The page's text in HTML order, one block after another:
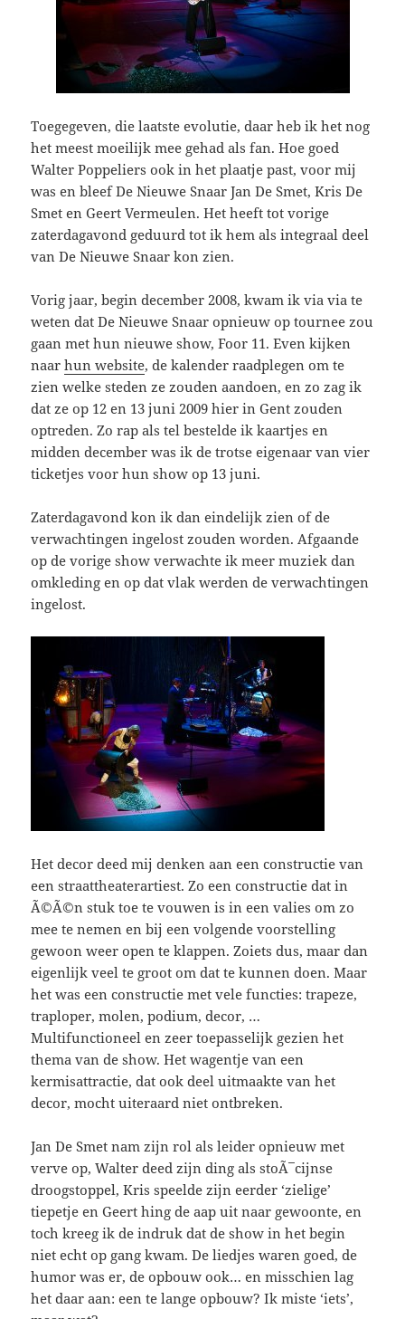
Toegegeven, die laatste evolutie, daar heb ik het nog
het meest moeilijk mee gehad als fan. Hoe goed
Walter Poppeliers ook in het plaatje past, voor mij
was en bleef De Nieuwe Snaar Jan De Smet, Kris De
Smet en Geert Vermeulen. Het heeft tot vorige
zaterdagavond geduurd tot ik hem als integraal deel
van De Nieuwe Snaar kon zien.
Vorig jaar, begin december 2008, kwam ik via via te
weten dat De Nieuwe Snaar opnieuw op tournee zou
gaan met hun nieuwe show, Foor 11. Even kijken
naarhun website, de kalender raadplegen om te
zien welke steden ze zouden aandoen, en zo zag ik
dat ze op 12 en 13 juni 2009 hier in Gent zouden
optreden. Zo rap als tel bestelde ik kaartjes en
midden december was ik de trotse eigenaar van vier
ticketjes voor hun show op 13 juni.
Zaterdagavond kon ik dan eindelijk zien of de
verwachtingen ingelost zouden worden. Afgaande
op de vorige show verwachte ik meer muziek dan
omkleding en op dat vlak werden de verwachtingen
ingelost.
Het decor deed mij denken aan een constructie van
een straattheaterartiest. Zo een constructie dat in
Ã©Ã©n stuk toe te vouwen is in een valies om zo
mee te nemen en bij een volgende voorstelling
gewoon weer open te klappen. Zoiets dus, maar dan
eigenlijk veel te groot om dat te kunnen doen. Maar
het was een constructie met vele functies: trapeze,
traploper, molen, podium, decor, …
Multifunctioneel en zeer toepasselijk gezien het
thema van de show. Het wagentje van een
kermisattractie, dat ook deel uitmaakte van het
decor, mocht uiteraard niet ontbreken.
Jan De Smet nam zijn rol als leider opnieuw met
verve op, Walter deed zijn ding als stoÃ¯cijnse
droogstoppel, Kris speelde zijn eerder ‘zielige’
tiepetje en Geert hing de aap uit naar gewoonte, en
toch kreeg ik de indruk dat de show in het begin
niet echt op gang kwam. De liedjes waren goed, de
humor was er, de opbouw ook… en misschien lag
het daar aan: een te lange opbouw? Ik miste ‘iets’,